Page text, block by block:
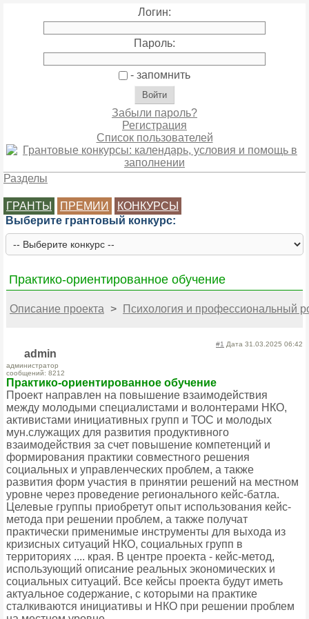
Логин:
Пароль:
- запомнить
Забыли пароль?
Регистрация
Список пользователей
Разделы
ГРАНТЫ ПРЕМИИ
КОНКУРСЫ
Выберите грантовый конкурс:
Практико-ориентированное обучение
Описание проекта > Психология и профессиональный
#1 Дата 31.03.2025 06:42
admin
администратор
сообщений: 8212
Практико-ориентированное обучение
Проект направлен на повышение взаимодействия
между молодыми специалистами и волонтерами НКО,
активистами инициативных групп и ТОС и молодых
мун.служащих для развития продуктивного
взаимодействия за счет повышение компетенций и
формирования практики совместного решения
социальных и управленческих проблем, а также
развития форм участия в принятии решений на местном
уровне через проведение регионального кейс-батла.
Целевые группы приобретут опыт использования кейс-
метода при решении проблем, а также получат
практически применимые инструменты для выхода из
кризисных ситуаций НКО, социальных групп в
территориях .... края. В центре проекта - кейс-метод,
использующий описание реальных экономических и
социальных ситуаций. Все кейсы проекта будут иметь
актуальное содержание, с которыми на практике
сталкиваются инициативы и НКО при решении проблем